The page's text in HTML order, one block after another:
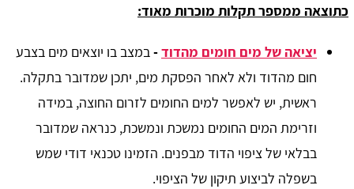
כתוצאה ממספר תקלות מוכרות מאוד:
יציאה של מים חומים מהדוד-במצב בו יוצאים מים בצבע
חום מהדוד ולא לאחר הפסקת מים, יתכן שמדובר בתקלה.
ראשית, יש לאפשר למים החומים לזרום החוצה, במידה
וזרימת המים החומים נמשכת ונמשכת, כנראה שמדובר
בבלאי של ציפוי הדוד מבפנים. הזמינו טכנאי דודי שמש
בשפלה לביצוע תיקון של הציפוי.